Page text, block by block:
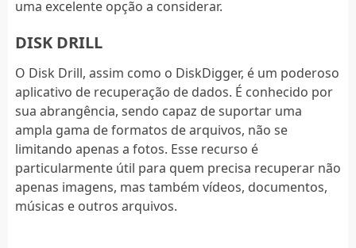
uma excelente opção a considerar.
DISK DRILL
O Disk Drill, assim como o DiskDigger, é um poderoso
aplicativo de recuperação de dados. É conhecido por
sua abrangência, sendo capaz de suportar uma
ampla gama de formatos de arquivos, não se
limitando apenas a fotos. Esse recurso é
particularmente útil para quem precisa recuperar não
apenas imagens, mas também vídeos, documentos,
músicas e outros arquivos.